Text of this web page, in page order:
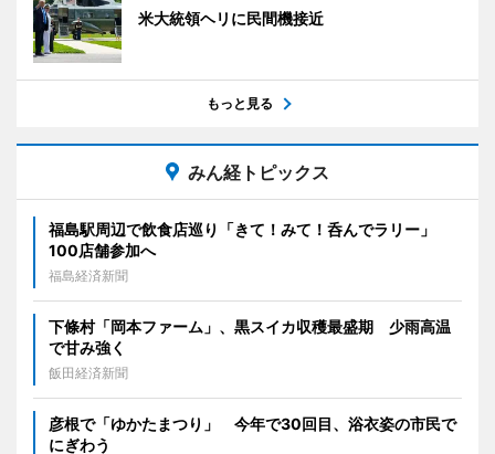
米大統領ヘリに民間機接近
もっと見る
みん経トピックス
福島駅周辺で飲食店巡り「きて！みて！呑んでラリー」
100店舗参加へ
福島経済新聞
下條村「岡本ファーム」、黒スイカ収穫最盛期 少雨高温
で甘み強く
飯田経済新聞
彦根で「ゆかたまつり」 今年で30回目、浴衣姿の市民で
にぎわう